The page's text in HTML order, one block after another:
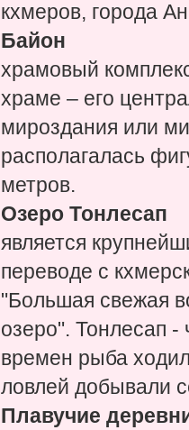
кхмеров, города
Байон
храмовый
храме – его
мироздания или
располагалась
метров.
Озеро Тонлесап
является
переводе с
"Большая свежая
озеро". Тонлесап
времен рыба
ловлей добывали
Плавучие